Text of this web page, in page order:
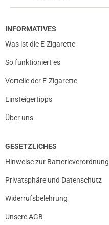
INFORMATIVES
Was ist die E-Zigarette
So funktioniert es
Vorteile der E-Zigarette
Einsteigertipps
Über uns
GESETZLICHES
Hinweise zur Batterieverordnung
Privatsphäre und Datenschutz
Widerrufsbelehrung
Unsere AGB